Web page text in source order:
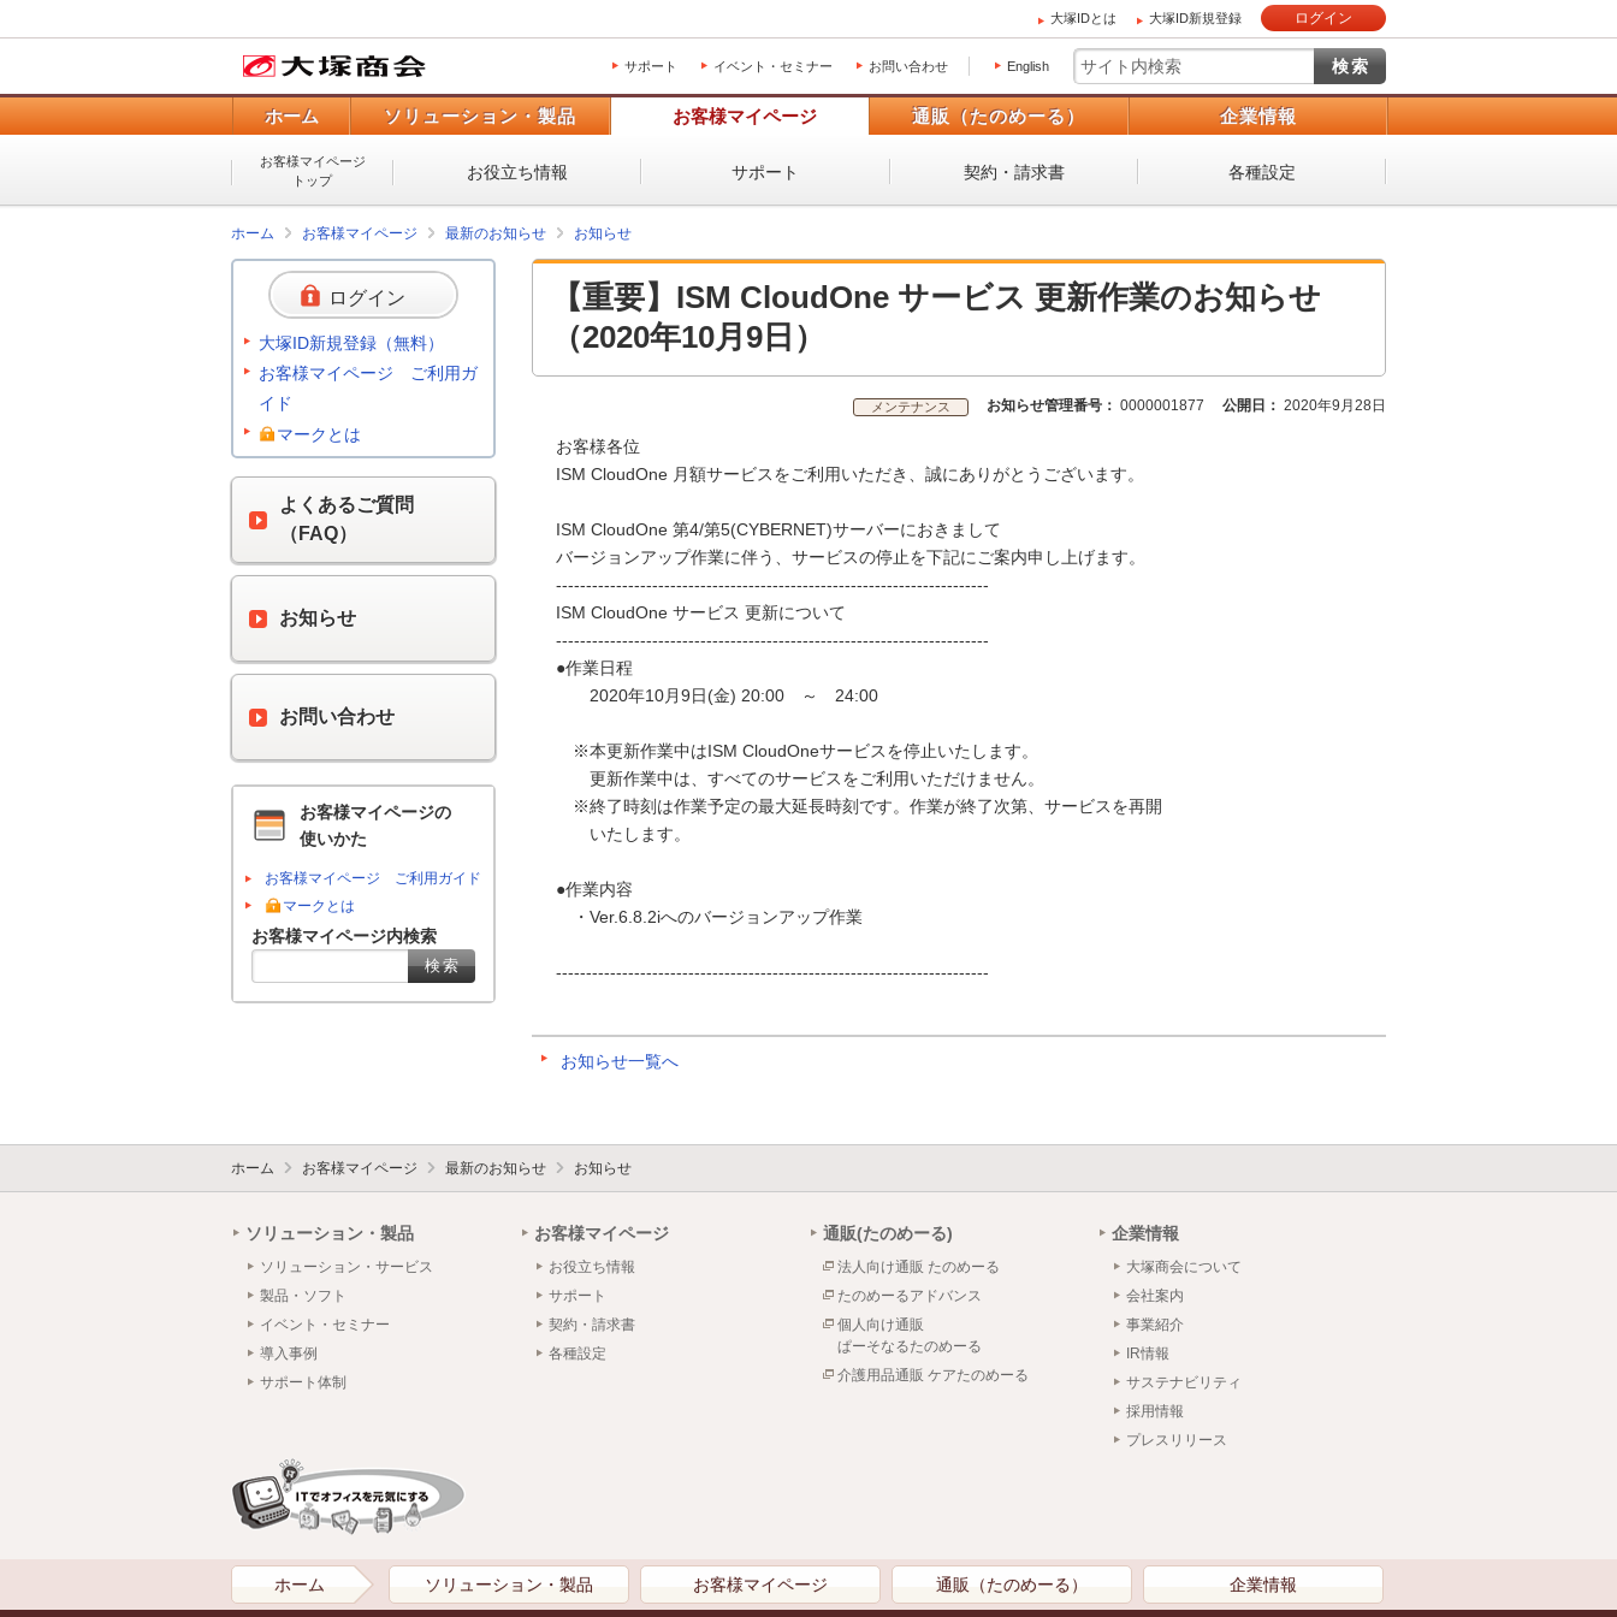
大塚IDとは 大塚ID新規登録 ログイン
サポート イベント・セミナー お問い合わせ English
ホーム ソリューション・製品 お客様マイページ 通販（たのめーる） 企業情報
お客様マイページ
トップ
お役立ち情報 サポート 契約・請求書 各種設定
ホーム お客様マイページ 最新のお知らせ お知らせ
【重要】ISM CloudOne サービス 更新作業のお知らせ
（2020年10月9日）
メンテナンス お知らせ管理番号： 0000001877 公開日： 2020年9月28日
お客様各位
ISM CloudOne 月額サービスをご利用いただき、誠にありがとうございます。
ISM CloudOne 第4/第5(CYBERNET)サーバーにおきまして
バージョンアップ作業に伴う、サービスの停止を下記にご案内申し上げます。
------------------------------------------------------------------------
ISM CloudOne サービス 更新について
------------------------------------------------------------------------
●作業日程
2020年10月9日(金) 20:00 ～ 24:00
※本更新作業中はISM CloudOneサービスを停止いたします。
更新作業中は、すべてのサービスをご利用いただけません。
※終了時刻は作業予定の最大延長時刻です。作業が終了次第、サービスを再開
いたします。
●作業内容
・Ver.6.8.2iへのバージョンアップ作業
------------------------------------------------------------------------
お知らせ一覧へ
ログイン
大塚ID新規登録（無料）
お客様マイページ ご利用ガ
イド
マークとは
よくあるご質問
（FAQ）
お知らせ
お問い合わせ
お客様マイページの
使いかた
お客様マイページ ご利用ガイド
マークとは
お客様マイページ内検索
ホーム お客様マイページ 最新のお知らせ お知らせ
ソリューション・製品
ソリューション・サービス
製品・ソフト
イベント・セミナー
導入事例
サポート体制
お客様マイページ
お役立ち情報
サポート
契約・請求書
各種設定
通販(たのめーる)
法人向け通販 たのめーる
たのめーるアドバンス
個人向け通販
ぱーそなるたのめーる
介護用品通販 ケアたのめーる
企業情報
大塚商会について
会社案内
事業紹介
IR情報
サステナビリティ
採用情報
プレスリリース
ホーム ソリューション・製品 お客様マイページ 通販（たのめーる） 企業情報